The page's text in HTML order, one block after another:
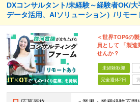
DXコンサルタント/未経験～経験者OK/
データ活用、AIソリューション）/リモー
＜世界TOP6の
員として 「製造
せんか？
未経験歓迎
完全週休2日